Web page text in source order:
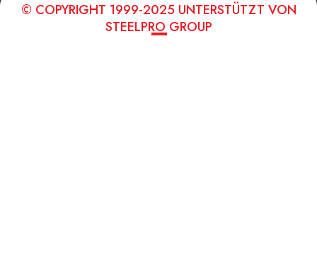
© COPYRIGHT 1999-2025 UNTERSTÜTZT VON
STEELPRO GROUP